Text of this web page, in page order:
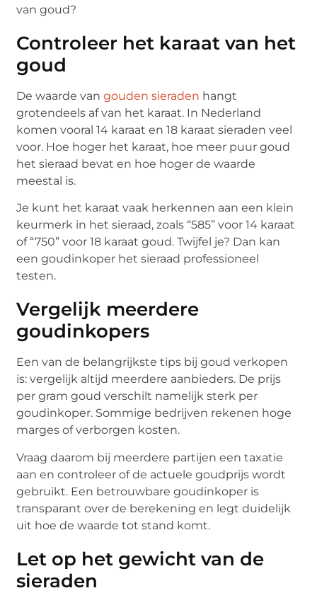
van goud?
Controleer het karaat van het
goud
De waarde vangouden sieraden hangt
grotendeels af van het karaat. In Nederland
komen vooral 14 karaat en 18 karaat sieraden veel
voor. Hoe hoger het karaat, hoe meer puur goud
het sieraad bevat en hoe hoger de waarde
meestal is.
Je kunt het karaat vaak herkennen aan een klein
keurmerk in het sieraad, zoals “585” voor 14 karaat
of “750” voor 18 karaat goud. Twijfel je? Dan kan
een goudinkoper het sieraad professioneel
testen.
Vergelijk meerdere
goudinkopers
Een van de belangrijkste tips bij goud verkopen
is: vergelijk altijd meerdere aanbieders. De prijs
per gram goud verschilt namelijk sterk per
goudinkoper. Sommige bedrijven rekenen hoge
marges of verborgen kosten.
Vraag daarom bij meerdere partijen een taxatie
aan en controleer of de actuele goudprijs wordt
gebruikt. Een betrouwbare goudinkoper is
transparant over de berekening en legt duidelijk
uit hoe de waarde tot stand komt.
Let op het gewicht van de
sieraden